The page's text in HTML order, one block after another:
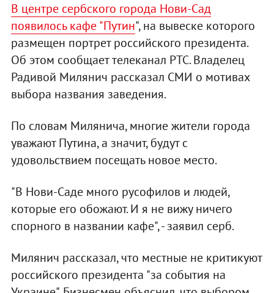
В центре сербского города Нови-Сад
появилось кафе "Путин", на вывеске которого
размещен портрет российского президента.
Об этом сообщает телеканал РТС. Владелец
Радивой Милянич рассказал СМИ о мотивах
выбора названия заведения.
По словам Милянича, многие жители города
уважают Путина, а значит, будут с
удовольствием посещать новое место.
"В Нови-Саде много русофилов и людей,
которые его обожают. И я не вижу ничего
спорного в названии кафе", - заявил серб.
Милянич рассказал, что местные не критикуют
российского президента "за события на